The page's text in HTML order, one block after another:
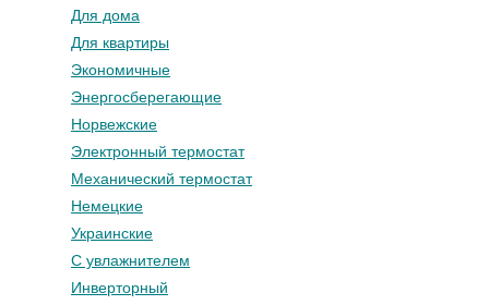
Для дома
Для квартиры
Экономичные
Энергосберегающие
Норвежские
Электронный термостат
Механический термостат
Немецкие
Украинские
С увлажнителем
Инверторный